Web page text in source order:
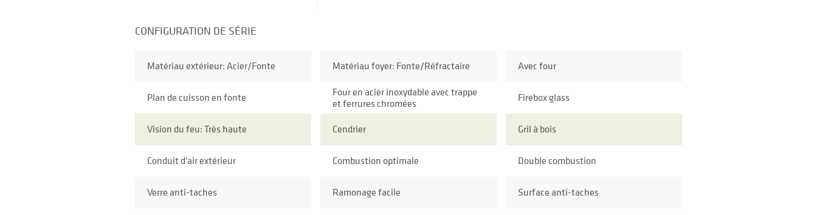
CONFIGURATION DE SÉRIE
Matériau extérieur: Acier/Fonte Matériau foyer: Fonte/Réfractaire Avec four
Plan de cuisson en fonte
Four en acier inoxydable avec trappe
et ferrures chromées
Firebox glass
Vision du feu: Très haute Cendrier Gril à bois
Conduit d'air extérieur Combustion optimale Double combustion
Verre anti-taches Ramonage facile Surface anti-taches